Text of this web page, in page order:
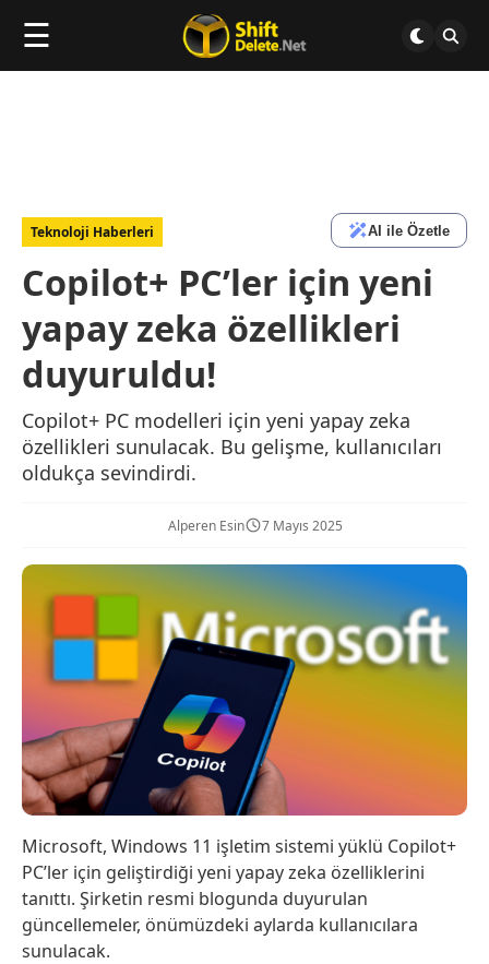
☰
Teknoloji Haberleri AI ile Özetle
Copilot+ PC’ler için yeni
yapay zeka özellikleri
duyuruldu!
Copilot+ PC modelleri için yeni yapay zeka
özellikleri sunulacak. Bu gelişme, kullanıcıları
oldukça sevindirdi.
Alperen Esin 7 Mayıs 2025
Microsoft, Windows 11 işletim sistemi yüklü Copilot+
PC’ler için geliştirdiği yeni yapay zeka özelliklerini
tanıttı. Şirketin resmi blogunda duyurulan
güncellemeler, önümüzdeki aylarda kullanıcılara
sunulacak.